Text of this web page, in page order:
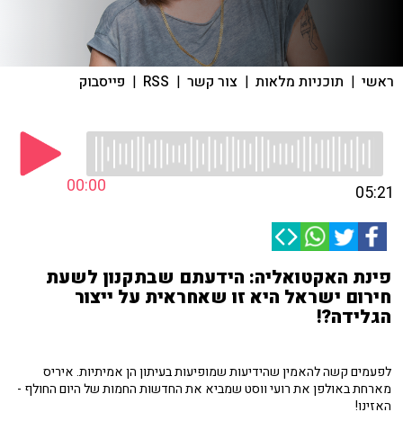
ראשי | תוכניות מלאות | צור קשר |
RSS
| פייסבוק
00:00 05:21
פינת האקטואליה: הידעתם שבתקנון לשעת
חירום ישראל היא זו שאחראית על ייצור
הגלידה?!
לפעמים קשה להאמין שהידיעות שמופיעות בעיתון הן אמיתיות. איריס
מארחת באולפן את רועי ווסט שמביא את החדשות החמות של היום החולף -
האזינו!